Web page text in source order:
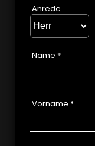
Anrede
Name *
Vorname *